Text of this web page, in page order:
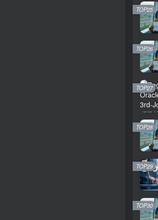
TOP25
TOP26
TOP27
TOP28
TOP29
TOP30